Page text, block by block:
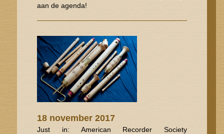
aan de agenda!
18 november 2017
Just in: American Recorder Society